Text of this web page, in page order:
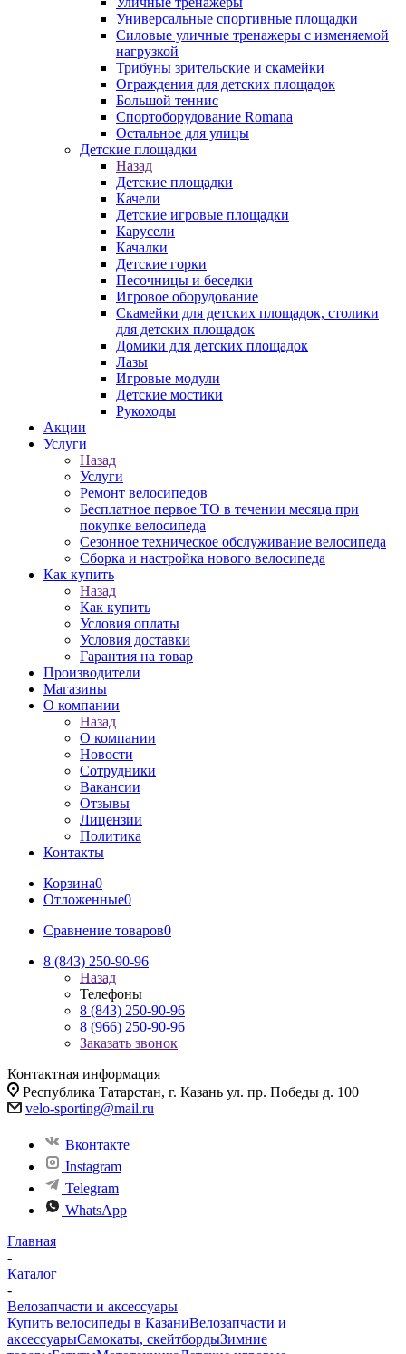
Универсальные спортивные площадки
Силовые уличные тренажеры с изменяемой
нагрузкой
Трибуны зрительские и скамейки
Ограждения для детских площадок
Большой теннис
Спортоборудование Romana
Остальное для улицы
Детские площадки
Назад
Детские площадки
Качели
Детские игровые площадки
Карусели
Качалки
Детские горки
Песочницы и беседки
Игровое оборудование
Скамейки для детских площадок, столики
для детских площадок
Домики для детских площадок
Лазы
Игровые модули
Детские мостики
Рукоходы
Акции
Услуги
Назад
Услуги
Ремонт велосипедов
Бесплатное первое ТО в течении месяца при
покупке велосипеда
Сезонное техническое обслуживание велосипеда
Сборка и настройка нового велосипеда
Как купить
Назад
Как купить
Условия оплаты
Условия доставки
Гарантия на товар
Производители
Магазины
О компании
Назад
О компании
Новости
Сотрудники
Вакансии
Отзывы
Лицензии
Политика
Контакты
Корзина0
Отложенные0
Сравнение товаров0
8 (843) 250-90-96
Назад
Телефоны
8 (843) 250-90-96
8 (966) 250-90-96
Заказать звонок
Контактная информация
Республика Татарстан, г. Казань ул. пр. Победы д. 100
velo-sporting@mail.ru
Вконтакте
Instagram
Telegram
WhatsApp
Главная
-
Каталог
-
Велозапчасти и аксессуары
Купить велосипеды в КазаниВелозапчасти и
аксессуарыСамокаты, скейтбордыЗимние